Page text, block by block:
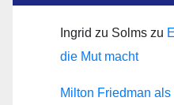
Ingrid zu Solms zu
die Mut macht
Milton Friedman